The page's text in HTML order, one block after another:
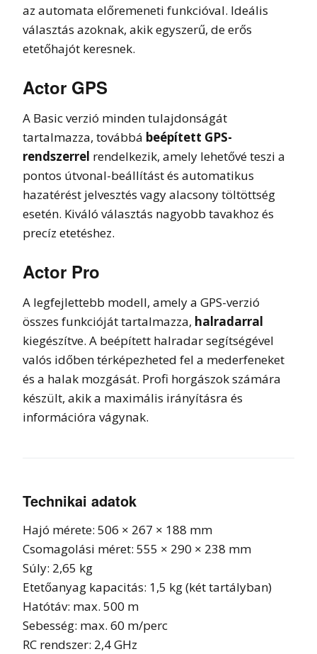
az automata előremeneti funkcióval. Ideális
választás azoknak, akik egyszerű, de erős
etetőhajót keresnek.
Actor GPS
A Basic verzió minden tulajdonságát
tartalmazza, továbbá beépített GPS-
rendszerrel rendelkezik, amely lehetővé teszi a
pontos útvonal-beállítást és automatikus
hazatérést jelvesztés vagy alacsony töltöttség
esetén. Kiváló választás nagyobb tavakhoz és
precíz etetéshez.
Actor Pro
A legfejlettebb modell, amely a GPS-verzió
összes funkcióját tartalmazza, halradarral
kiegészítve. A beépített halradar segítségével
valós időben térképezheted fel a mederfeneket
és a halak mozgását. Profi horgászok számára
készült, akik a maximális irányításra és
információra vágynak.
Technikai adatok
Hajó mérete: 506 × 267 × 188 mm
Csomagolási méret: 555 × 290 × 238 mm
Súly: 2,65 kg
Etetőanyag kapacitás: 1,5 kg (két tartályban)
Hatótáv: max. 500 m
Sebesség: max. 60 m/perc
RC rendszer: 2,4 GHz